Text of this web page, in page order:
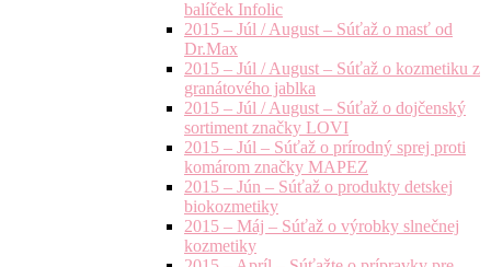
balíček Infolic
2015 – Júl / August – Súťaž o masť od
Dr.Max
2015 – Júl / August – Súťaž o kozmetiku z
granátového jablka
2015 – Júl / August – Súťaž o dojčenský
sortiment značky LOVI
2015 – Júl – Súťaž o prírodný sprej proti
komárom značky MAPEZ
2015 – Jún – Súťaž o produkty detskej
biokozmetiky
2015 – Máj – Súťaž o výrobky slnečnej
kozmetiky